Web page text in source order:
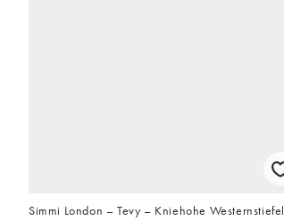
Simmi London – Tevy – Kniehohe Westernstiefel